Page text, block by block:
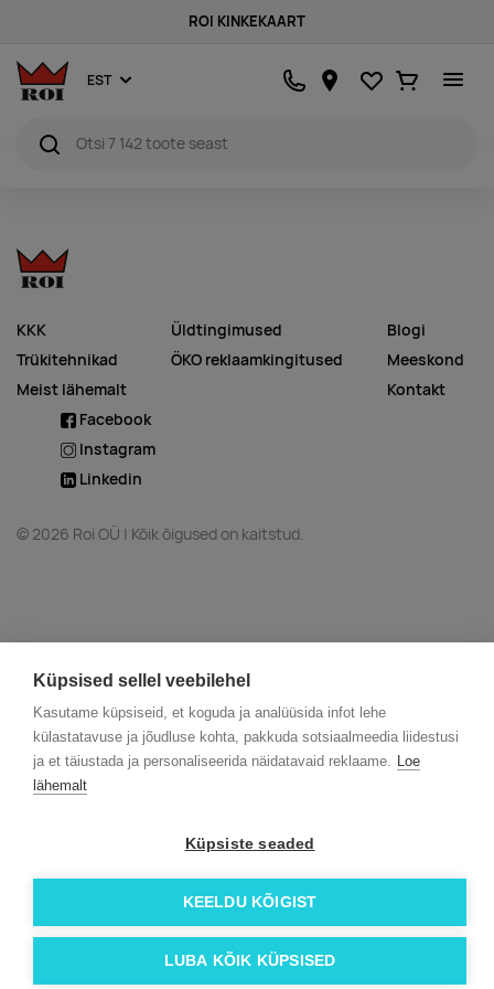
Küpsised sellel veebilehel
Kasutame küpsiseid, et koguda ja analüüsida infot lehe
külastatavuse ja jõudluse kohta, pakkuda sotsiaalmeedia liidestusi
ja et täiustada ja personaliseerida näidatavaid reklaame. Loe
lähemalt
Küpsiste seaded
KEELDU KÕIGIST
LUBA KÕIK KÜPSISED
ROI KINKEKAART
EST Lemmikud
Ostukorv
KKK
Trükitehnikad
Meist lähemalt
Üldtingimused
ÖKO reklaamkingitused
Blogi
Meeskond
Kontakt
Facebook
Instagram
Linkedin
© 2026 Roi OÜ | Kõik õigused on kaitstud.